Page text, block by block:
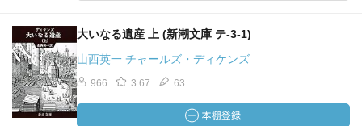
大いなる遺産 上 (新潮文庫 テ-3-1)
山西英一 チャールズ・ディケンズ
966 3.67 63